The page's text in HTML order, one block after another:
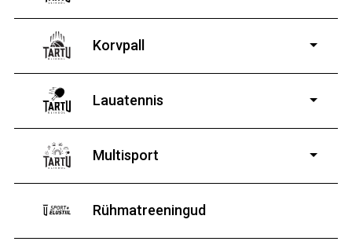
Korvpall
Lauatennis
poistele ja tüdrukutele
Multisport
Rühmatreeningud